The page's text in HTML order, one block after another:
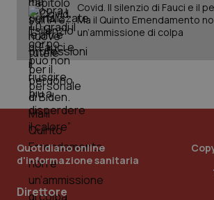
Covid. Il silenzio di Fauci e il
Ma il Quinto Emendamento
un’ammissione di colpa
Quotidiano online
d'informazione sanitaria
Direttore